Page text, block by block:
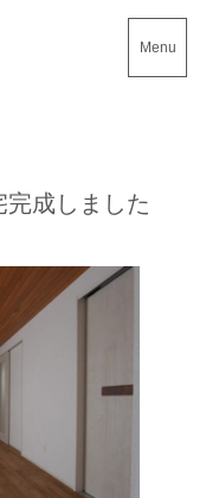
Menu
成しました